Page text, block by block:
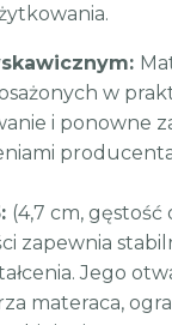
w
i ponowne
(4,7 cm,
zapewnia
Jego
materaca,